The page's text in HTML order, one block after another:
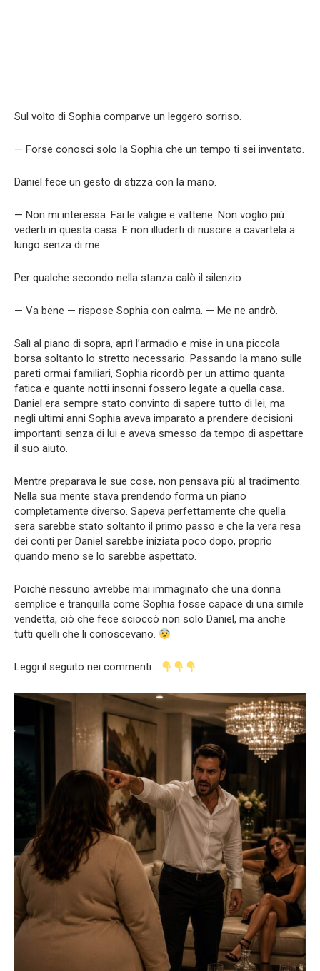
Sul volto di Sophia comparve un leggero sorriso.
— Forse conosci solo la Sophia che un tempo ti sei inventato.
Daniel fece un gesto di stizza con la mano.
— Non mi interessa. Fai le valigie e vattene. Non voglio più
vederti in questa casa. E non illuderti di riuscire a cavartela a
lungo senza di me.
Per qualche secondo nella stanza calò il silenzio.
— Va bene — rispose Sophia con calma. — Me ne andrò.
Salì al piano di sopra, aprì l’armadio e mise in una piccola
borsa soltanto lo stretto necessario. Passando la mano sulle
pareti ormai familiari, Sophia ricordò per un attimo quanta
fatica e quante notti insonni fossero legate a quella casa.
Daniel era sempre stato convinto di sapere tutto di lei, ma
negli ultimi anni Sophia aveva imparato a prendere decisioni
importanti senza di lui e aveva smesso da tempo di aspettare
il suo aiuto.
Mentre preparava le sue cose, non pensava più al tradimento.
Nella sua mente stava prendendo forma un piano
completamente diverso. Sapeva perfettamente che quella
sera sarebbe stato soltanto il primo passo e che la vera resa
dei conti per Daniel sarebbe iniziata poco dopo, proprio
quando meno se lo sarebbe aspettato.
Poiché nessuno avrebbe mai immaginato che una donna
semplice e tranquilla come Sophia fosse capace di una simile
vendetta, ciò che fece scioccò non solo Daniel, ma anche
tutti quelli che li conoscevano.
Leggi il seguito nei commenti…